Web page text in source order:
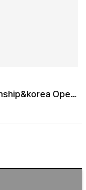
Open